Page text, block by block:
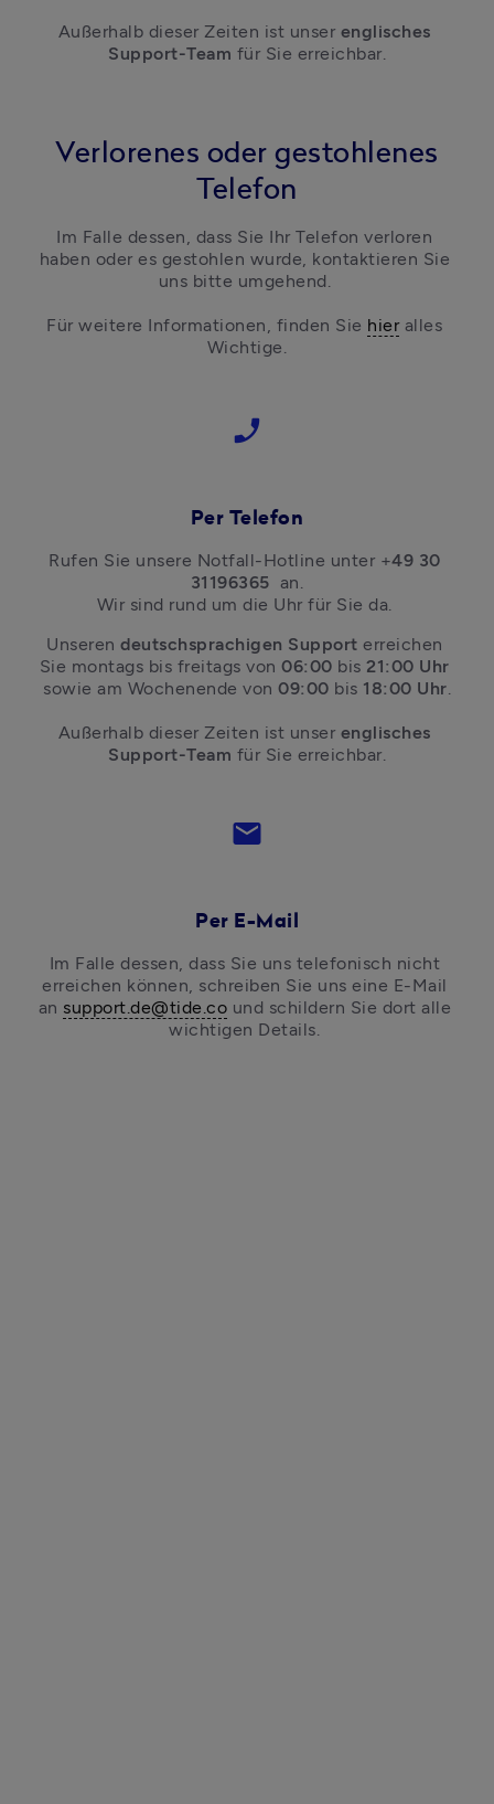
Außerhalb dieser Zeiten ist unser englisches
Support-Team für Sie erreichbar.
Verlorenes oder gestohlenes
Telefon
Im Falle dessen, dass Sie Ihr Telefon verloren
haben oder es gestohlen wurde, kontaktieren Sie
uns bitte umgehend.
Für weitere Informationen, finden Sie hier alles
Wichtige.
phone_enabled
Per Telefon
Rufen Sie unsere Notfall-Hotline unter +49 30
31196365 an.
Wir sind rund um die Uhr für Sie da.
Unseren deutschsprachigen Support erreichen
Sie montags bis freitags von 06:00 bis 21:00 Uhr
sowie am Wochenende von 09:00 bis 18:00 Uhr.
Außerhalb dieser Zeiten ist unser englisches
Support-Team für Sie erreichbar.
email
Per E-Mail
Im Falle dessen, dass Sie uns telefonisch nicht
erreichen können, schreiben Sie uns eine E-Mail
an support.de@tide.co und schildern Sie dort alle
wichtigen Details.